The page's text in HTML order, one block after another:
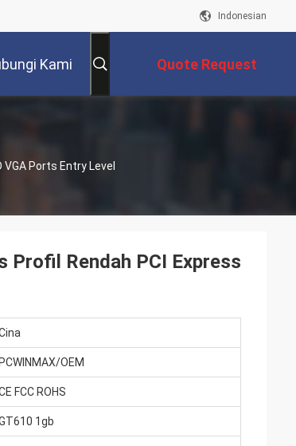
Indonesian
Kami Quote Request
VGA Ports Entry Level
Profil Rendah PCI Express
PCWINMAX/OEM
FCC ROHS
1gb